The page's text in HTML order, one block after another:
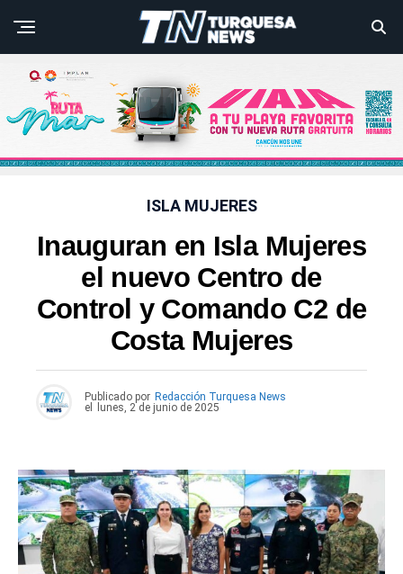
ISLA MUJERES
Inauguran en Isla Mujeres
el nuevo Centro de
Control y Comando C2 de
Costa Mujeres
Publicado por Redacción Turquesa News
el
lunes, 2 de junio de 2025